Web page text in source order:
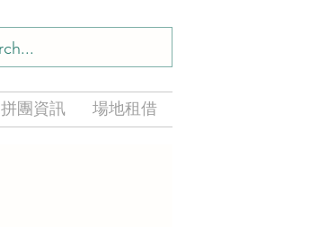
拼團資訊 場地租借